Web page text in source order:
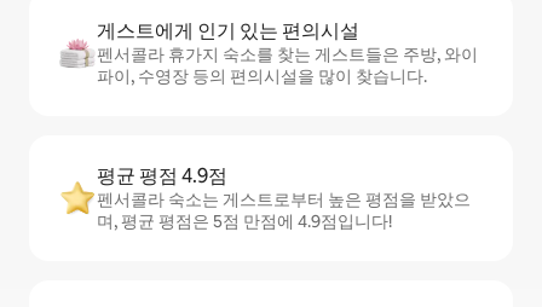
게스트에게 인기 있는 편의시설
펜서콜라 휴가지 숙소를 찾는 게스트들은 주방, 와이
파이, 수영장 등의 편의시설을 많이 찾습니다.
평균 평점 4.9점
펜서콜라 숙소는 게스트로부터 높은 평점을 받았으
며, 평균 평점은 5점 만점에 4.9점입니다!